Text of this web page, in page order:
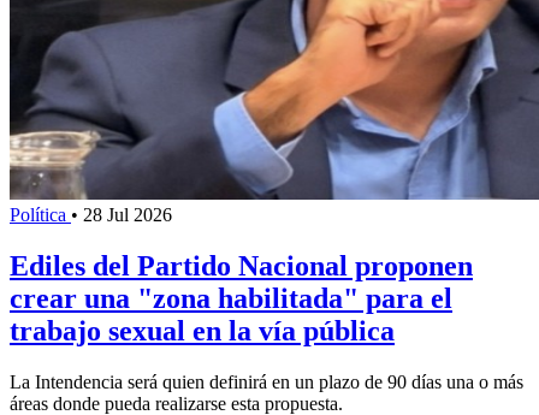
Política • 28 Jul 2026
Ediles del Partido Nacional proponen
crear una "zona habilitada" para el
trabajo sexual en la vía pública
La Intendencia será quien definirá en un plazo de 90 días una o más
áreas donde pueda realizarse esta propuesta.